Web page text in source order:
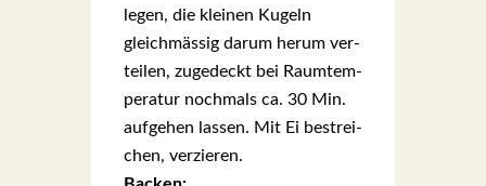
legen, die klei­nen Kugeln
gleich­mäs­sig dar­um her­um ver­
tei­len, zuge­deckt bei Raum­tem­
pe­ra­tur noch­mals ca. 30 Min.
auf­ge­hen las­sen. Mit Ei bestrei­
chen, ver­zie­ren.